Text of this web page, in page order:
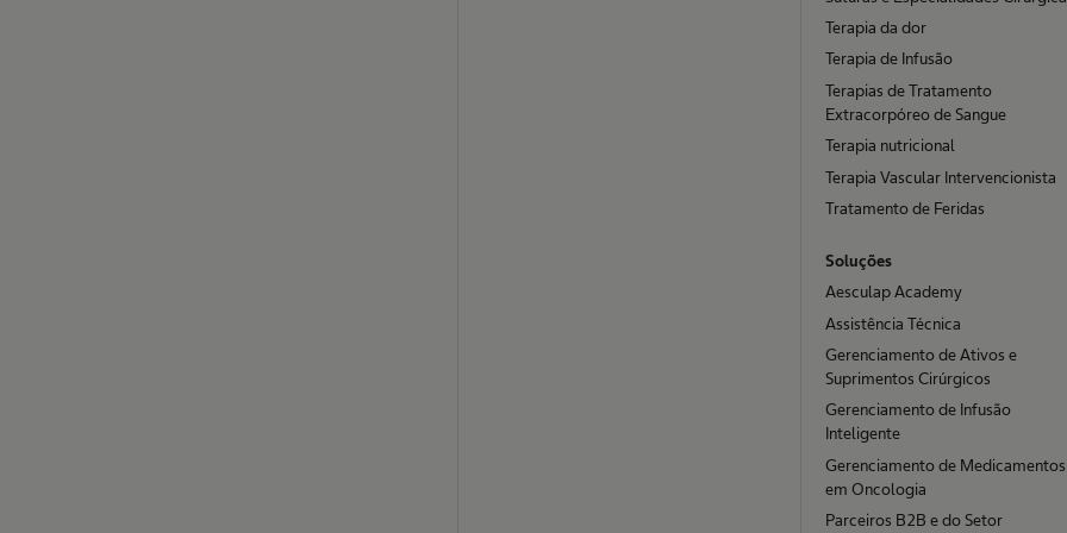
Terapia da dor
Terapia de Infusão
Terapias de Tratamento
Extracorpóreo de Sangue
Terapia nutricional
Terapia Vascular Intervencionista
Tratamento de Feridas
Soluções
Aesculap Academy
Assistência Técnica
Gerenciamento de Ativos e
Suprimentos Cirúrgicos
Gerenciamento de Infusão
Inteligente
Gerenciamento de Medicamentos
em Oncologia
Parceiros B2B e do Setor